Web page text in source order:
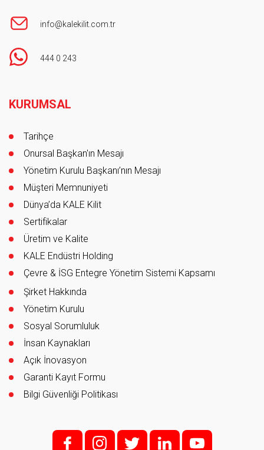
info@kalekilit.com.tr
444 0 243
KURUMSAL
Tarihçe
Onursal Başkan'ın Mesajı
Yönetim Kurulu Başkanı’nın Mesajı
Müşteri Memnuniyeti
Dünya’da KALE Kilit
Sertifikalar
Üretim ve Kalite
KALE Endüstri Holding
Çevre & İSG Entegre Yönetim Sistemi Kapsamı
Şirket Hakkında
Yönetim Kurulu
Sosyal Sorumluluk
İnsan Kaynakları
Açık İnovasyon
Garanti Kayıt Formu
Bilgi Güvenliği Politikası
f; i; t l y